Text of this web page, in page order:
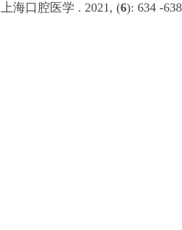
上海口腔医学 . 2021, (6): 634 -